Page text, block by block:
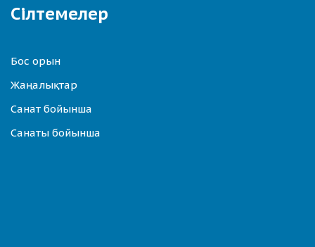
Сілтемелер
Бос орын
Жаңалықтар
Санат бойынша
Санаты бойынша